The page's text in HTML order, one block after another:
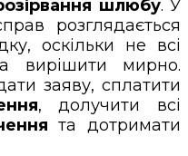
шлюбу. У
розглядається
оскільки не всі
вирішити мирно.
заяву, сплатити
, долучити всі
та дотримати